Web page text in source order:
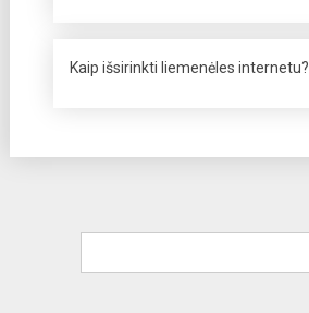
Kaip išsirinkti liemenėles internetu?